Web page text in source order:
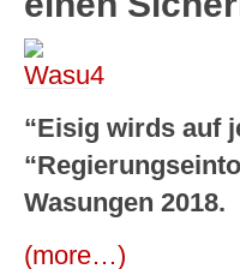
“Eisig wirds auf
Wasungen 2018.
(more…)